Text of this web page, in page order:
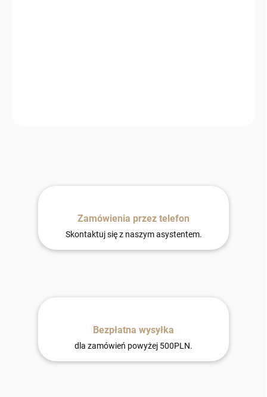
Zamówienia przez telefon
Skontaktuj się z naszym asystentem.
Bezpłatna wysyłka
dla zamówień powyżej 500PLN.